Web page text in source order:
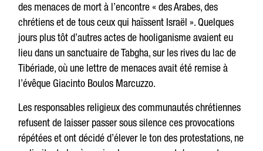
des menaces de mort à l’encontre « des Arabes, des
chrétiens et de tous ceux qui haïssent Israël ». Quelques
jours plus tôt d’autres actes de hooliganisme avaient eu
lieu dans un sanctuaire de Tabgha, sur les rives du lac de
Tibériade, où une lettre de menaces avait été remise à
l’évêque Giacinto Boulos Marcuzzo.
Les responsables religieux des communautés chrétiennes
refusent de laisser passer sous silence ces provocations
répétées et ont décidé d’élever le ton des protestations, ne